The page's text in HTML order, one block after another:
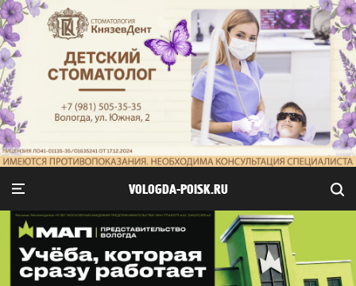
VOLOGDA-POISK.RU